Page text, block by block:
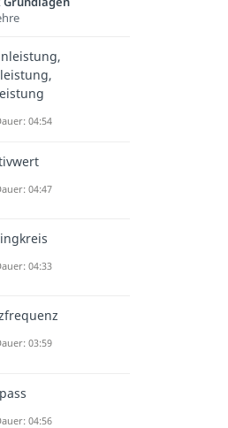
04:54
04:47
04:33
03:59
04:56